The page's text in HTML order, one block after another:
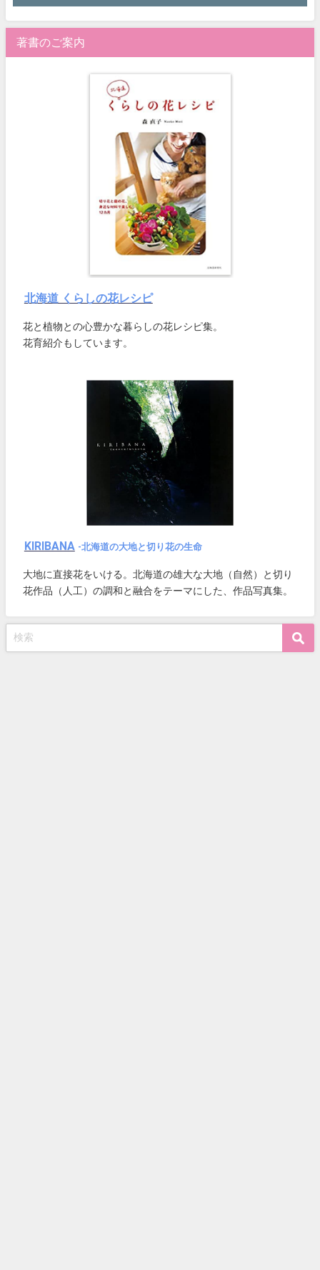
著書のご案内
北海道 くらしの花レシピ
花と植物との心豊かな暮らしの花レシピ集。
花育紹介もしています。
KIRIBANA -北海道の大地と切り花の生命
大地に直接花をいける。北海道の雄大な大地（自然）と切り
花作品（人工）の調和と融合をテーマにした、作品写真集。